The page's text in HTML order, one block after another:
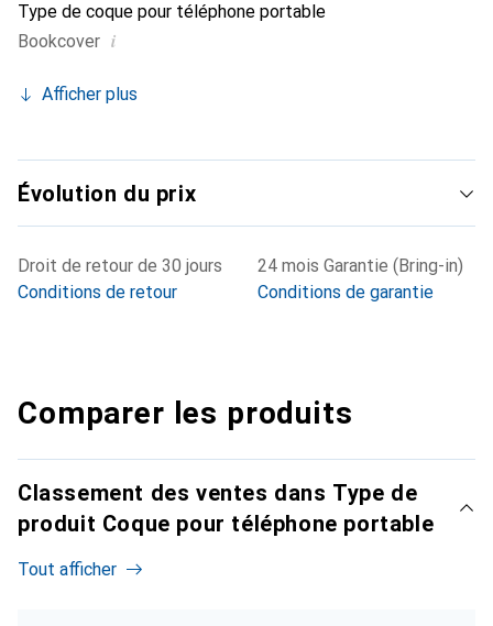
Type de coque pour téléphone portable
Bookcover i
Afficher plus
Évolution du prix
Droit de retour de 30 jours
Conditions de retour
24 mois Garantie (Bring-in)
Conditions de garantie
Comparer les produits
Classement des ventes dans Type de
produit Coque pour téléphone portable
Tout afficher